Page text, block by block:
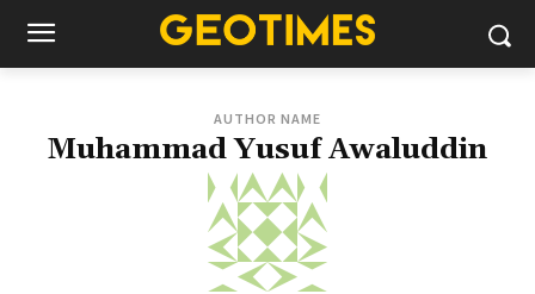
AUTHOR NAME
Muhammad Yusuf Awaluddin